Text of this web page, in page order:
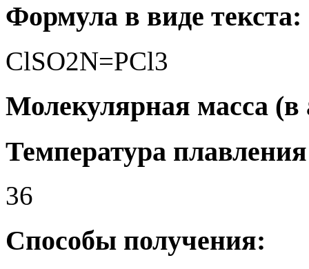
Формула в виде текста:
ClSO2N=PCl3
Молекулярная масса (в
Температура
36
Способы получения: